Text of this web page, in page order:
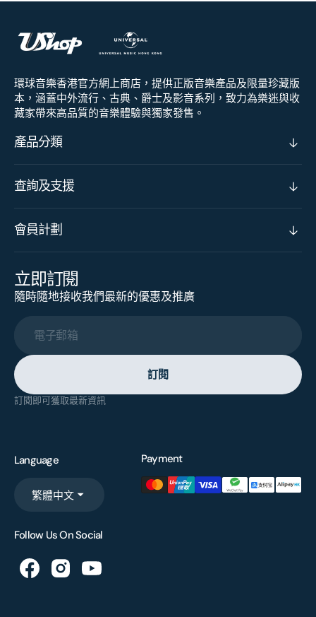
環球音樂香港官方網上商店，提供正版音樂產品及限量珍藏版
本，涵蓋中外流行、古典、爵士及影音系列，致力為樂迷與收
藏家帶來高品質的音樂體驗與獨家發售。
產品分類
查詢及支援
會員計劃
立即訂閱
隨時隨地接收我們最新的優惠及推廣
電子郵箱
訂閱
訂閱即可獲取最新資訊
Language
繁體中文
Payment
Follow Us On Social